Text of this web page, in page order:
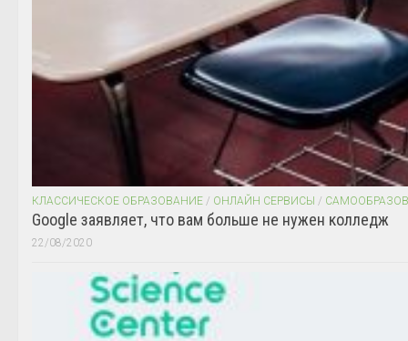
КЛАССИЧЕСКОЕ ОБРАЗОВАНИЕ / ОНЛАЙН СЕРВИСЫ /
Google заявляет, что вам больше не нужен колледж
22/08/2020